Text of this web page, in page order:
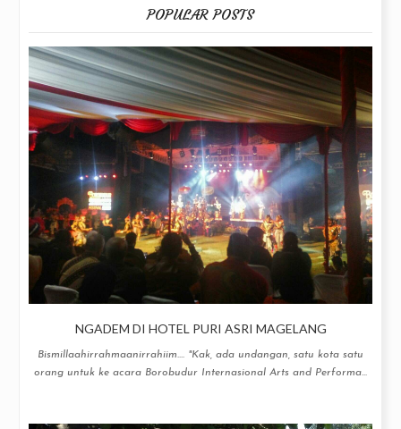
POPULAR POSTS
NGADEM DI HOTEL PURI ASRI MAGELANG
Bismillaahirrahmaanirrahiim.... "Kak, ada undangan, satu kota satu
orang untuk ke acara Borobudur Internasional Arts and Performa...